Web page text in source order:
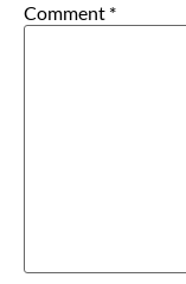
Comment *